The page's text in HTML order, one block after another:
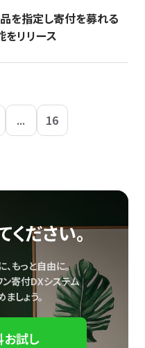
を指定し寄付を募れる
をリリース
... 16
ください。
もっと自由に。
寄付DXシステム
しょう。
試し